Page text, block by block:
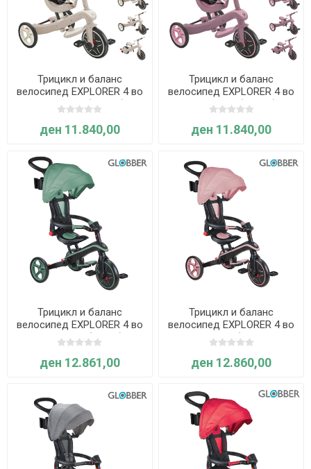
Трицикл и баланс
велосипед EXPLORER 4 во
1 ECOLOGIC (Кокос) -
ден 11.840,00
Трицикл и баланс
велосипед EXPLORER 4 во
1 ECOLOGIC (Розов) -
ден 11.840,00
Трицикл и баланс
велосипед EXPLORER 4 во
1, склоплив (зелен) -
Globber
ден 12.861,00
Трицикл и баланс
велосипед EXPLORER 4 во
1, склоплив (пастелно
розов) - Globber
ден 12.860,00